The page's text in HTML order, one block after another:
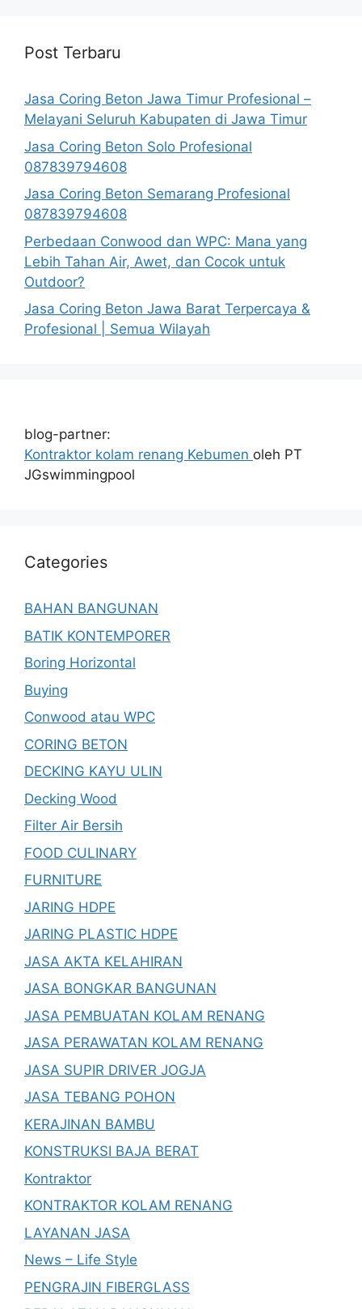
Post Terbaru
Jasa Coring Beton Jawa Timur Profesional –
Melayani Seluruh Kabupaten di Jawa Timur
Jasa Coring Beton Solo Profesional
087839794608
Jasa Coring Beton Semarang Profesional
087839794608
Perbedaan Conwood dan WPC: Mana yang
Lebih Tahan Air, Awet, dan Cocok untuk
Outdoor?
Jasa Coring Beton Jawa Barat Terpercaya &
Profesional | Semua Wilayah
blog-partner:
Kontraktor kolam renang Kebumen oleh PT
JGswimmingpool
Categories
BAHAN BANGUNAN
BATIK KONTEMPORER
Boring Horizontal
Buying
Conwood atau WPC
CORING BETON
DECKING KAYU ULIN
Decking Wood
Filter Air Bersih
FOOD CULINARY
FURNITURE
JARING HDPE
JARING PLASTIC HDPE
JASA AKTA KELAHIRAN
JASA BONGKAR BANGUNAN
JASA PEMBUATAN KOLAM RENANG
JASA PERAWATAN KOLAM RENANG
JASA SUPIR DRIVER JOGJA
JASA TEBANG POHON
KERAJINAN BAMBU
KONSTRUKSI BAJA BERAT
Kontraktor
KONTRAKTOR KOLAM RENANG
LAYANAN JASA
News – Life Style
PENGRAJIN FIBERGLASS